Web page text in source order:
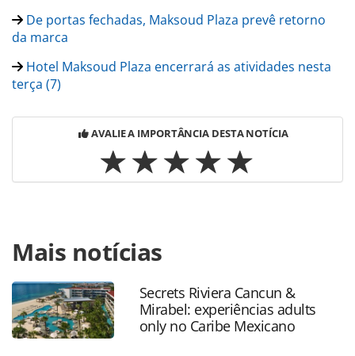
De portas fechadas, Maksoud Plaza prevê retorno
da marca
Hotel Maksoud Plaza encerrará as atividades nesta
terça (7)
AVALIE A IMPORTÂNCIA DESTA NOTÍCIA
https://www.panrotas.com.br/hotelaria/mercado/2023/
maksoud-esta-de-volta-a-hotelaria_196485.html ou as
ferramentas oferecidas na página. Todo o conteúdo
produzido pela PANROTAS Editora é protegido pela
legislação brasileira sobre direito autoral. Não reproduza o
conteúdo sem autorização da PANROTAS Editora
Mais notícias
Secrets Riviera Cancun &
Mirabel: experiências adults
only no Caribe Mexicano